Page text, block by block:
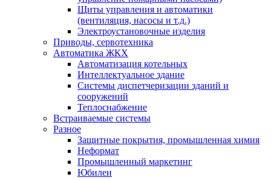
Щиты управления и автоматики
(вентиляция, насосы и т.д.)
Электроустановочные изделия
Приводы, сервотехника
Автоматика ЖКХ
Автоматизация котельных
Интеллектуальное здание
Системы диспетчеризации зданий и
сооружений
Теплоснабжение
Встраиваемые системы
Разное
Защитные покрытия, промышленная химия
Неформат
Промышленный маркетинг
Юбилеи